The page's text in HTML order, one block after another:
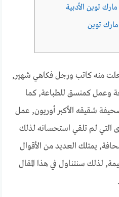
توين الأدبية
توين
منه كاتب ورجل فكاهي شهير,
وعمل كمنسق للطباعة, كما
شقيقه الأكبر أوريون, عمل
التي لم تلقي استحسانه لذلك
يمتلك العديد من الأقوال
لذلك سنتناول في هذا المقال